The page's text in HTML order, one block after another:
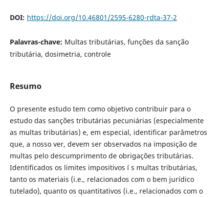
DOI: https://doi.org/10.46801/2595-6280-rdta-37-2
Palavras-chave: Multas tributárias, funções da sanção
tributária, dosimetria, controle
Resumo
O presente estudo tem como objetivo contribuir para o
estudo das sanções tributárias pecuniárias (especialmente
as multas tributárias) e, em especial, identificar parâmetros
que, a nosso ver, devem ser observados na imposição de
multas pelo descumprimento de obrigações tributárias.
Identificados os limites impositivos í s multas tributárias,
tanto os materiais (i.e., relacionados com o bem jurí­dico
tutelado), quanto os quantitativos (i.e., relacionados com o